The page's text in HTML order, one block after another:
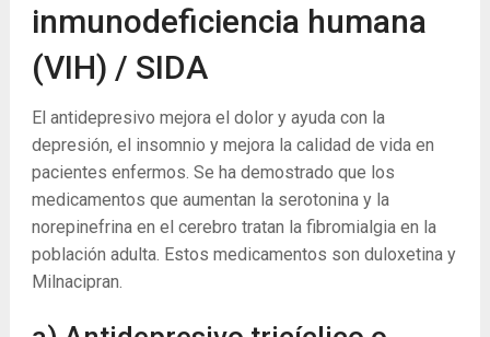
inmunodeficiencia humana
(VIH) / SIDA
El antidepresivo mejora el dolor y ayuda con la
depresión, el insomnio y mejora la calidad de vida en
pacientes enfermos. Se ha demostrado que los
medicamentos que aumentan la serotonina y la
norepinefrina en el cerebro tratan la fibromialgia en la
población adulta. Estos medicamentos son duloxetina y
Milnacipran.